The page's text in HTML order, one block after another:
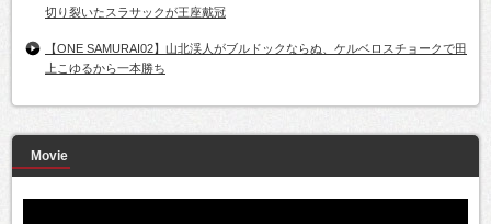
切り裂いたスラサックが王座戴冠
【ONE SAMURAI02】山北渓人がブルドックならぬ、ケルベロスチョークで田
上こゆるから一本勝ち
Movie